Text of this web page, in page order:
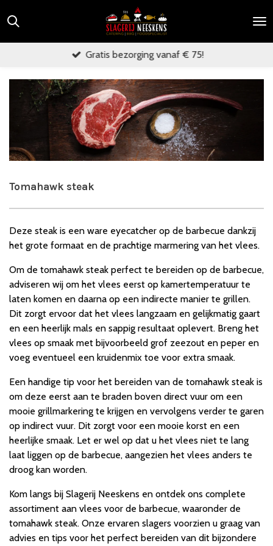
direct
naar
Gratis bezorging vanaf € 75!
Tomahawk steak
Deze steak is een ware eyecatcher op de barbecue dankzij
het grote formaat en de prachtige marmering van het vlees.
Om de tomahawk steak perfect te bereiden op de barbecue,
adviseren wij om het vlees eerst op kamertemperatuur te
laten komen en daarna op een indirecte manier te grillen.
Dit zorgt ervoor dat het vlees langzaam en gelijkmatig gaart
en een heerlijk mals en sappig resultaat oplevert. Breng het
vlees op smaak met bijvoorbeeld grof zeezout en peper en
voeg eventueel een kruidenmix toe voor extra smaak.
Een handige tip voor het bereiden van de tomahawk steak is
om deze eerst aan te braden boven direct vuur om een
mooie grillmarkering te krijgen en vervolgens verder te garen
op indirect vuur. Dit zorgt voor een mooie korst en een
heerlijke smaak. Let er wel op dat u het vlees niet te lang
laat liggen op de barbecue, aangezien het vlees anders te
droog kan worden.
Kom langs bij Slagerij Neeskens en ontdek ons complete
assortiment aan vlees voor de barbecue, waaronder de
tomahawk steak. Onze ervaren slagers voorzien u graag van
advies en tips voor het perfect bereiden van dit bijzondere